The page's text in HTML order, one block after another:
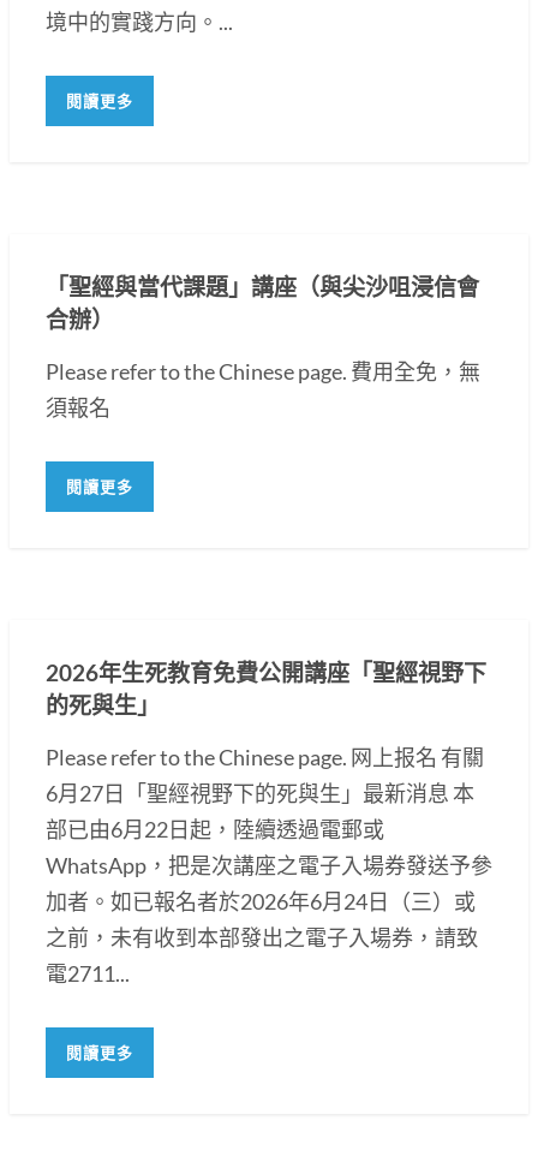
境中的實踐方向。...
閱讀更多
「聖經與當代課題」講座（與尖沙咀浸信會
合辦）
Please refer to the Chinese page. 費用全免，無
須報名
閱讀更多
2026年生死教育免費公開講座「聖經視野下
的死與生」
Please refer to the Chinese page. 网上报名 有關
6月27日「聖經視野下的死與生」最新消息 本
部已由6月22日起，陸續透過電郵或
WhatsApp，把是次講座之電子入場券發送予參
加者。如已報名者於2026年6月24日（三）或
之前，未有收到本部發出之電子入場券，請致
電2711...
閱讀更多